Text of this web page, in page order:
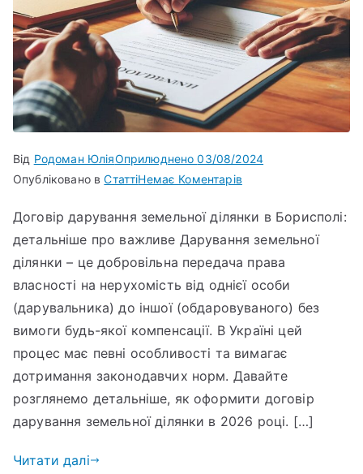
Від Родоман ЮліяОприлюднено03/08/2024
Опубліковано вСтаттіНемає Коментарів
Договір дарування земельної ділянки в Борисполі:
детальніше про важливе Дарування земельної
ділянки – це добровільна передача права
власності на нерухомість від однієї особи
(дарувальника) до іншої (обдаровуваного) без
вимоги будь-якої компенсації. В Україні цей
процес має певні особливості та вимагає
дотримання законодавчих норм. Давайте
розглянемо детальніше, як оформити договір
дарування земельної ділянки в 2026 році. […]
Читати далі